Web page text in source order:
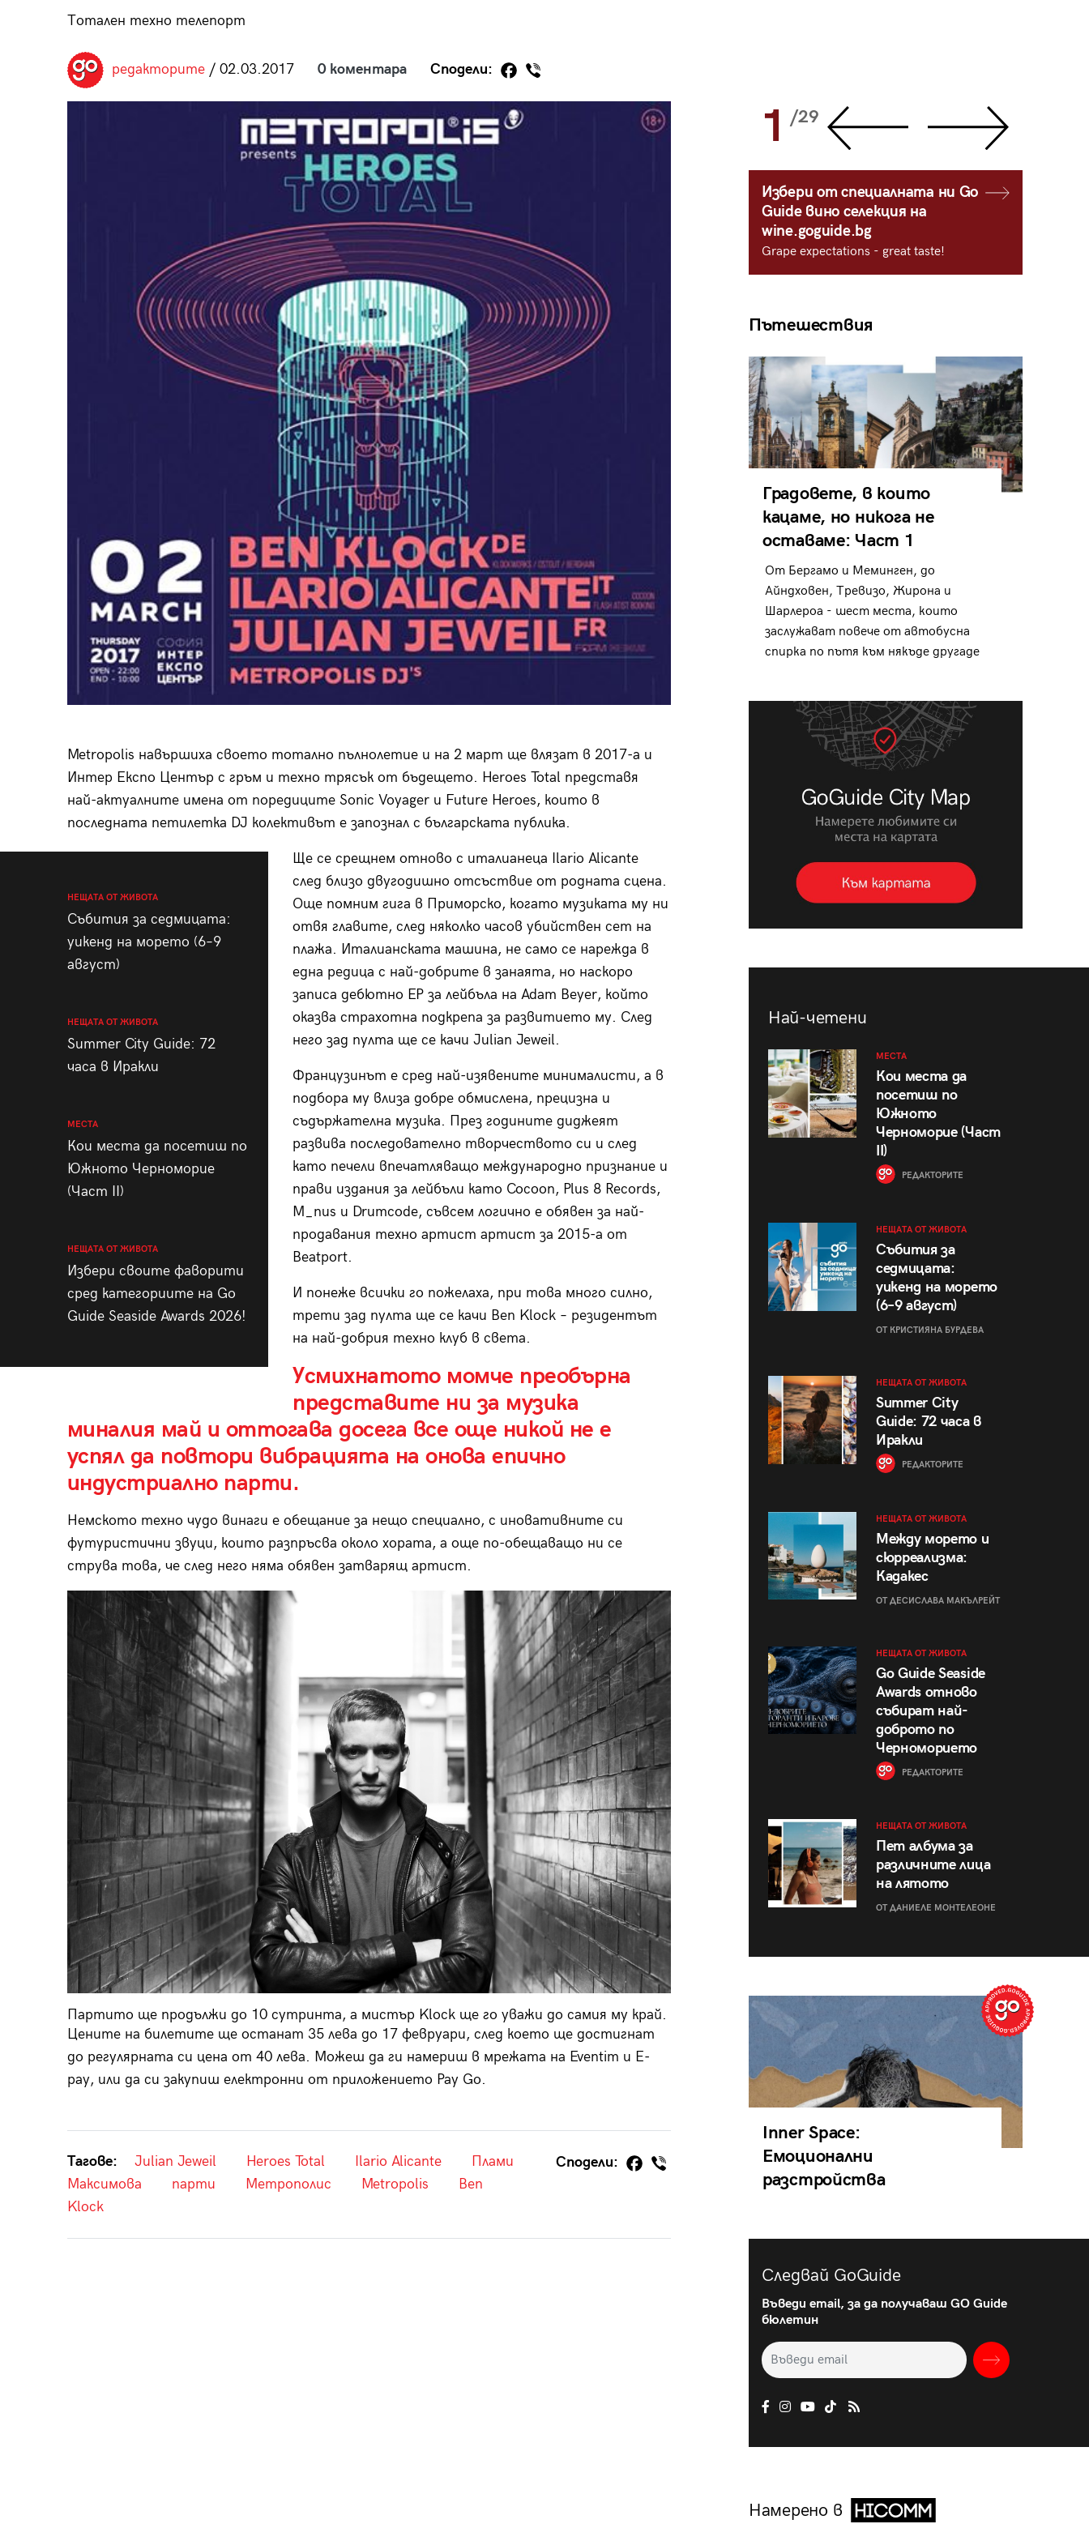
Тотален техно телепорт
редакторите/ 02.03.2017 0 коментара Сподели:
Metropolis навършиха своето тотално пълнолетие и на 2 март ще влязат в 2017-а и
Интер Експо Център с гръм и техно трясък от бъдещето. Heroes Total представя
най-актуалните имена от поредиците Sonic Voyager и Future Heroes, които в
последната петилетка DJ колективът е запознал с българската публика.
НЕЩАТА ОТ ЖИВОТА
Събития за седмицата:
уикенд на морето (6–9
август)
НЕЩАТА ОТ ЖИВОТА
Summer City Guide: 72
часа в Иракли
МЕСТА
Кои места да посетиш по
Южното Черноморие
(Част II)
НЕЩАТА ОТ ЖИВОТА
Избери своите фаворити
сред категориите на Go
Guide Seaside Awards 2026!
Ще се срещнем отново с италианеца Ilario Alicante
след близо двугодишно отсъствие от родната сцена.
Още помним гига в Приморско, когато музиката му ни
отвя главите, след няколко часов убийствен сет на
плажа. Италианската машина, не само се нарежда в
една редица с най-добрите в занаята, но наскоро
записа дебютно EP за лейбъла на Adam Beyer, който
оказва страхотна подкрепа за развитието му. След
него зад пулта ще се качи Julian Jeweil.
Французинът е сред най-изявените минималисти, а в
подбора му влиза добре обмислена, прецизна и
съдържателна музика. През годините диджеят
развива последователно творчеството си и след
като печели впечатляващо международно признание и
прави издания за лейбъли като Cocoon, Plus 8 Records,
M_nus и Drumcode, съвсем логично е обявен за най-
продавания техно артист артист за 2015-а от
Beatport.
И понеже всички го пожелаха, при това много силно,
трети зад пулта ще се качи Ben Klock – резидентът
на най-добрия техно клуб в света.
Усмихнатото момче преобърна
представите ни за музика
миналия май и оттогава досега все още никой не е
успял да повтори вибрацията на онова епично
индустриално парти.
Немското техно чудо винаги е обещание за нещо специално, с иновативните си
футуристични звуци, които разпръсва около хората, а още по-обещаващо ни се
струва това, че след него няма обявен затварящ артист.
Партито ще продължи до 10 сутринта, а мистър Klock ще го уважи до самия му край.
Цените на билетите ще останат 35 лева до 17 февруари, след което ще достигнат
до регулярната си цена от 40 лева. Можеш да ги намериш в мрежата на Eventim и Е-
pay, или да си закупиш електронни от приложението Pay Go.
Тагове: Julian Jeweil Heroes Total Ilario Alicante
Плами
Максимова
парти Метрополис Metropolis
Ben
Klock
Сподели:
28/29 29 1 /29
Избери от специалната ни Go
Guide вино селекция на
wine.goguide.bg
Grape expectations - great taste!
Пътешествия
Градовете, в които
кацаме, но никога не
оставаме: Част 1
От Бергамо и Меминген, до
Айндховен, Тревизо, Жирона и
Шарлероа - шест места, които
заслужават повече от автобусна
спирка по пътя към някъде другаде
Най-четени
МЕСТА
Кои места да
посетиш по
Южното
Черноморие (Част
II)
РЕДАКТОРИТЕ
НЕЩАТА ОТ ЖИВОТА
Събития за
седмицата:
уикенд на морето
(6–9 август)
ОТ КРИСТИЯНА БУРДЕВА
НЕЩАТА ОТ ЖИВОТА
Summer City
Guide: 72 часа в
Иракли
РЕДАКТОРИТЕ
НЕЩАТА ОТ ЖИВОТА
Между морето и
сюрреализма:
Кадакес
ОТ ДЕСИСЛАВА МАКЪЛРЕЙТ
НЕЩАТА ОТ ЖИВОТА
Go Guide Seaside
Awards отново
събират най-
доброто по
Черноморието
РЕДАКТОРИТЕ
НЕЩАТА ОТ ЖИВОТА
Пет албума за
различните лица
на лятото
ОТ ДАНИЕЛЕ МОНТЕЛЕОНЕ
Inner Space:
Емоционални
разстройства
Следвай GoGuide
Въведи email, за да получаваш GO Guide
бюлетин
Намерено в